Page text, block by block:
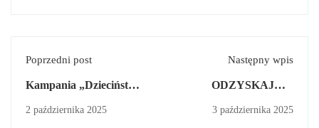
Poprzedni post
Kampania „Dzieciństwo
2 października 2025
Następny wpis
ODZYSKAJMY
3 października 2025